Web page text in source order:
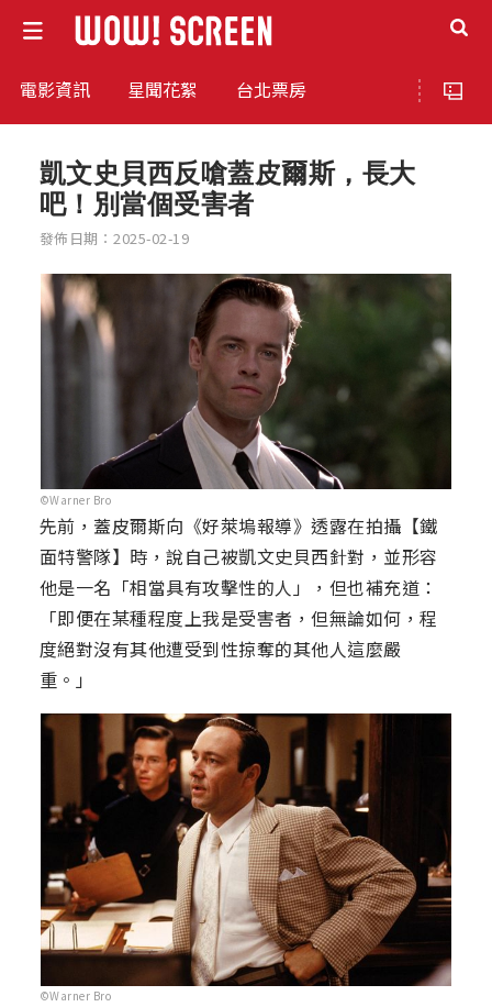
電影資訊 星聞花絮 台北票房
凱文史貝西反嗆蓋皮爾斯，長大
吧！別當個受害者
發佈日期：2025-02-19
©Warner Bro
先前，蓋皮爾斯向《好萊塢報導》透露在拍攝【鐵
面特警隊】時，說自己被凱文史貝西針對，並形容
他是一名「相當具有攻擊性的人」，但也補充道：
「即便在某種程度上我是受害者，但無論如何，程
度絕對沒有其他遭受到性掠奪的其他人這麼嚴
重。」
©Warner Bro